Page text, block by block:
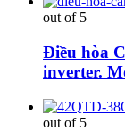
out of 5
Điều hòa
inverter.
out of 5